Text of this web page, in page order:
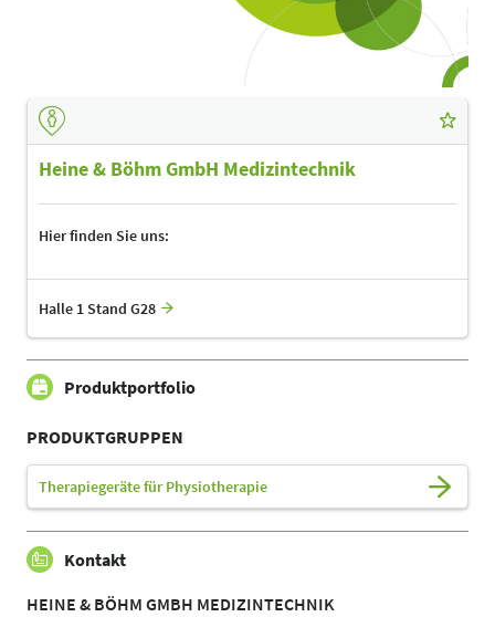
Heine & Böhm GmbH Medizintechnik
Hier finden Sie uns:
Halle 1 Stand G28
Produktportfolio
PRODUKTGRUPPEN
Therapiegeräte für Physiotherapie
Kontakt
HEINE & BÖHM GMBH MEDIZINTECHNIK